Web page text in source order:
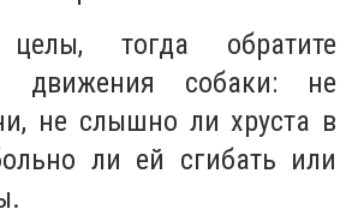
тогда обратите
движения собаки: не
не слышно ли хруста в
ли ей сгибать или